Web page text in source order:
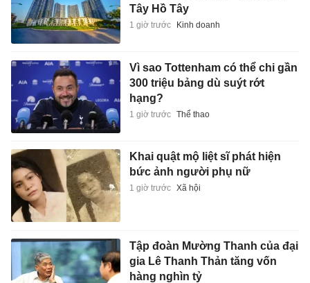
Tây Hồ Tây
1 giờ trước Kinh doanh
Vì sao Tottenham có thể chi gần
300 triệu bảng dù suýt rớt
hạng?
1 giờ trước Thể thao
Khai quật mộ liệt sĩ phát hiện
bức ảnh người phụ nữ
1 giờ trước Xã hội
Tập đoàn Mường Thanh của đại
gia Lê Thanh Thản tăng vốn
hàng nghìn tỷ